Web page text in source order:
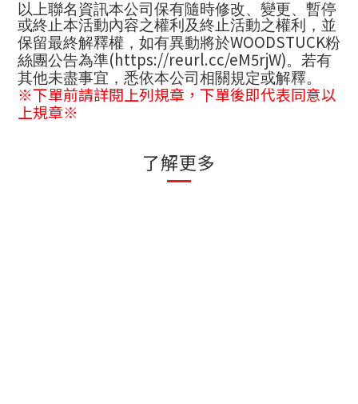
以上聯名資訊本公司保有隨時修改、變更、暫停
或終止本活動內容之權利及終止活動之權利，並
保留最終解釋權，如有異動將於WOODSTUCK粉
絲團公告為準(https://reurl.cc/eM5rjW)。若有
其他未盡事宜，悉依本公司相關規定或解釋。
※下單前請詳閱上列規章，下單後即代表同意以
上規章※
了解更多